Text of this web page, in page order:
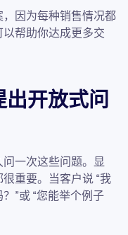
因为每种销售情况都
帮助你达成更多交
开放式问
一次这些问题。显
重要。当客户说 “我
”或 “您能举个例子